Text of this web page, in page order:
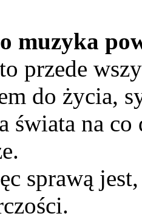
muzyka
przede
do życia,
świata na
sprawą